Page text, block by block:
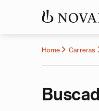
Home Carreras